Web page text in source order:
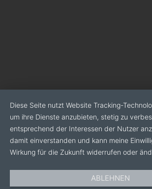
Diese Seite nutzt Website Tracking-
um ihre Dienste anzubieten, stetig zu
entsprechend der Interessen der Nutzer
damit einverstanden und kann meine
Wirkung für die Zukunft widerrufen oder
ABLEHNEN